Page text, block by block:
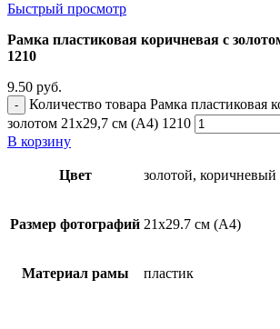
Быстрый просмотр
Рамка пластиковая коричневая с
1210
9.50 руб.
Количество товара Рамка пластиковая
золотом 21x29,7 см (А4) 1210
В корзину
Цвет золотой, коричневый
Размер фотографий 21х29.7 см (А4)
Материал рамы пластик